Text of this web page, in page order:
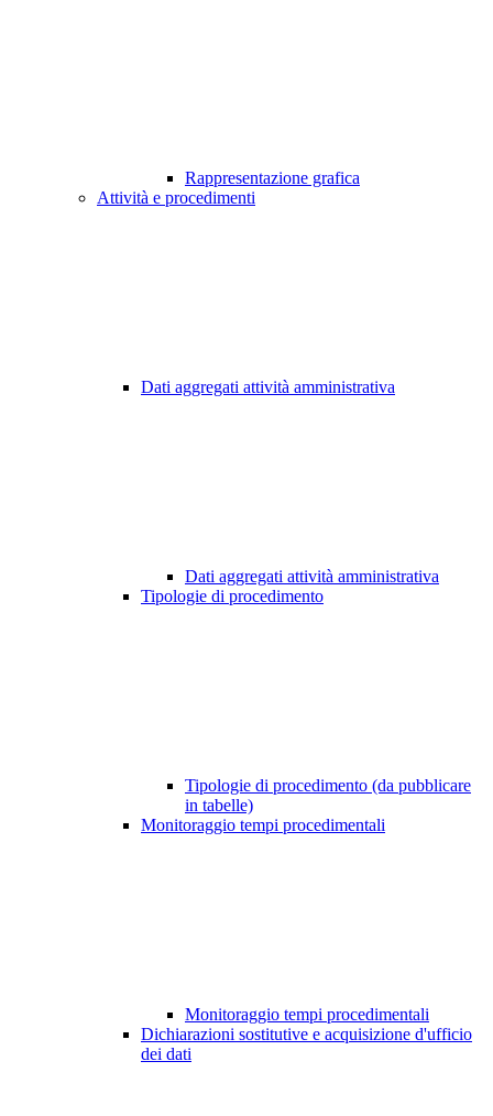
Rappresentazione grafica
Attività e procedimenti
Dati aggregati attività amministrativa
Dati aggregati attività amministrativa
Tipologie di procedimento
Tipologie di procedimento (da pubblicare
in tabelle)
Monitoraggio tempi procedimentali
Monitoraggio tempi procedimentali
Dichiarazioni sostitutive e acquisizione d'ufficio
dei dati